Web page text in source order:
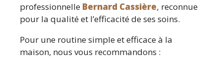
professionnelle Bernard Cassière, reconnue
pour la qualité et l’efficacité de ses soins.
Pour une routine simple et efficace à la
maison, nous vous recommandons :